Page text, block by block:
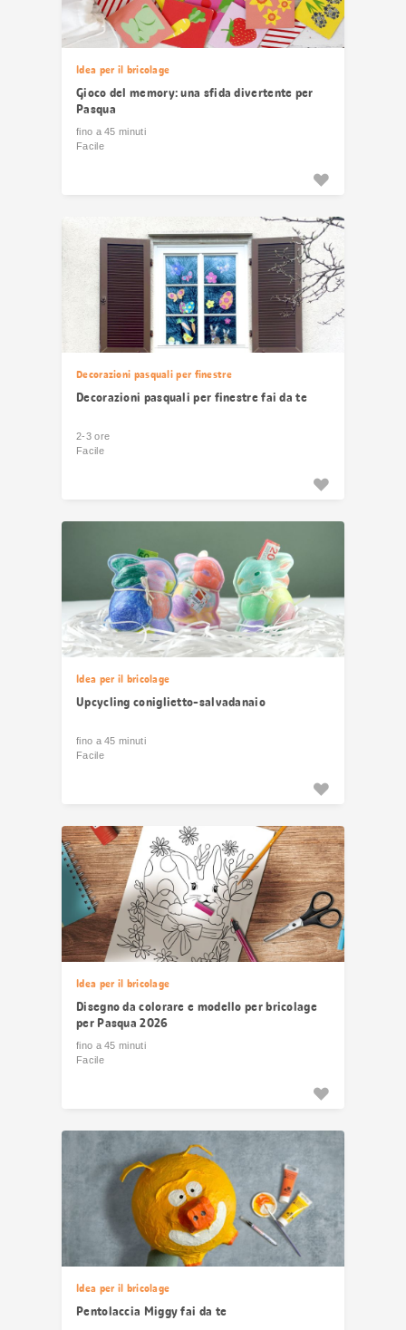
Idea per il bricolage
Gioco del memory: una sfida divertente per
Pasqua
fino a 45 minuti
Facile
Decorazioni pasquali per finestre
Decorazioni pasquali per finestre fai da te
2-3 ore
Facile
Idea per il bricolage
Upcycling coniglietto-salvadanaio
fino a 45 minuti
Facile
Idea per il bricolage
Disegno da colorare e modello per bricolage
per Pasqua 2026
fino a 45 minuti
Facile
Idea per il bricolage
Pentolaccia Miggy fai da te